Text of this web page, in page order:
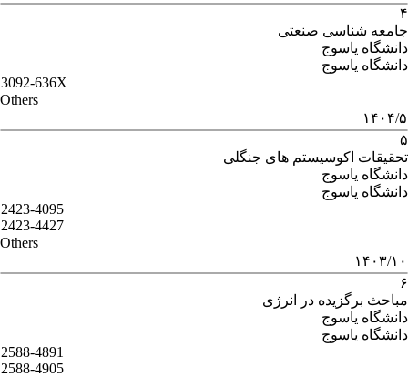
۴
جامعه شناسی صنعتی
دانشگاه یاسوج
دانشگاه یاسوج
3092-636X
Others
۱۴۰۴/۵
۵
تحقیقات اکوسیستم های جنگلی
دانشگاه یاسوج
دانشگاه یاسوج
2423-4095
2423-4427
Others
۱۴۰۳/۱۰
۶
مباحث برگزیده در انرژی
دانشگاه یاسوج
دانشگاه یاسوج
2588-4891
2588-4905